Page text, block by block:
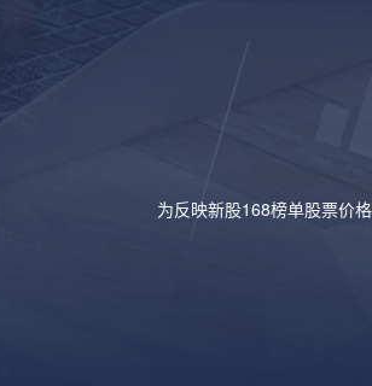
为反映新股168榜单股票价